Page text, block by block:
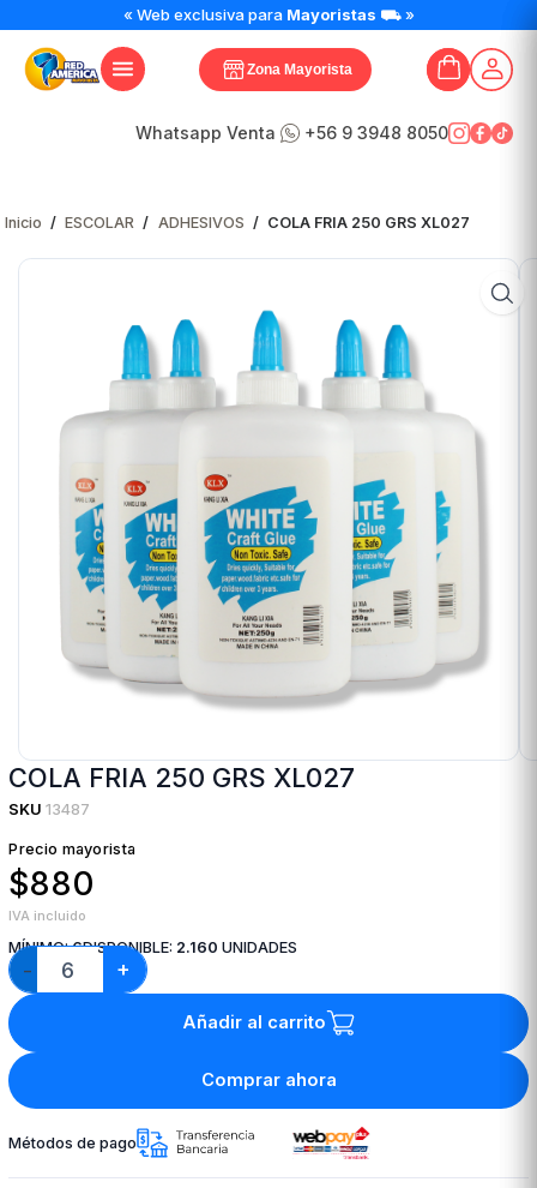
« Web exclusiva para Mayoristas ⛟ »
Zona Mayorista
Whatsapp Venta +56 9 3948 8050
Inicio / ESCOLAR / ADHESIVOS / COLA FRIA 250 GRS XL027
COLA FRIA 250 GRS XL027
SKU 13487
Precio mayorista
$880
IVA incluido
MÍNIMO:6DISPONIBLE: 2.160 UNIDADES
−
FRIA
250
GRS
+
Añadir al carrito
Comprar ahora
Métodos de pago